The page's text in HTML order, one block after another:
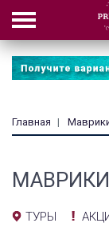
Главная
ТУРЫ